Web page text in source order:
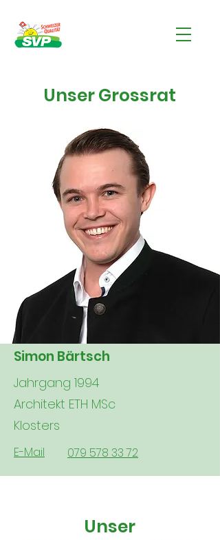
Unser Grossrat
Simon Bärtsch
Jahrgang 1994
Architekt ETH MSc
Klosters
E-Mail 079 578 33 72
Unser